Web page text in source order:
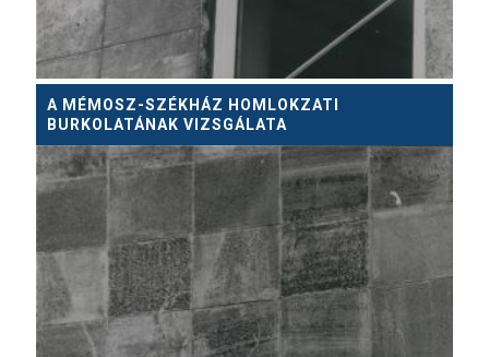
A MÉMOSZ-SZÉKHÁZ HOMLOKZATI
BURKOLATÁNAK VIZSGÁLATA